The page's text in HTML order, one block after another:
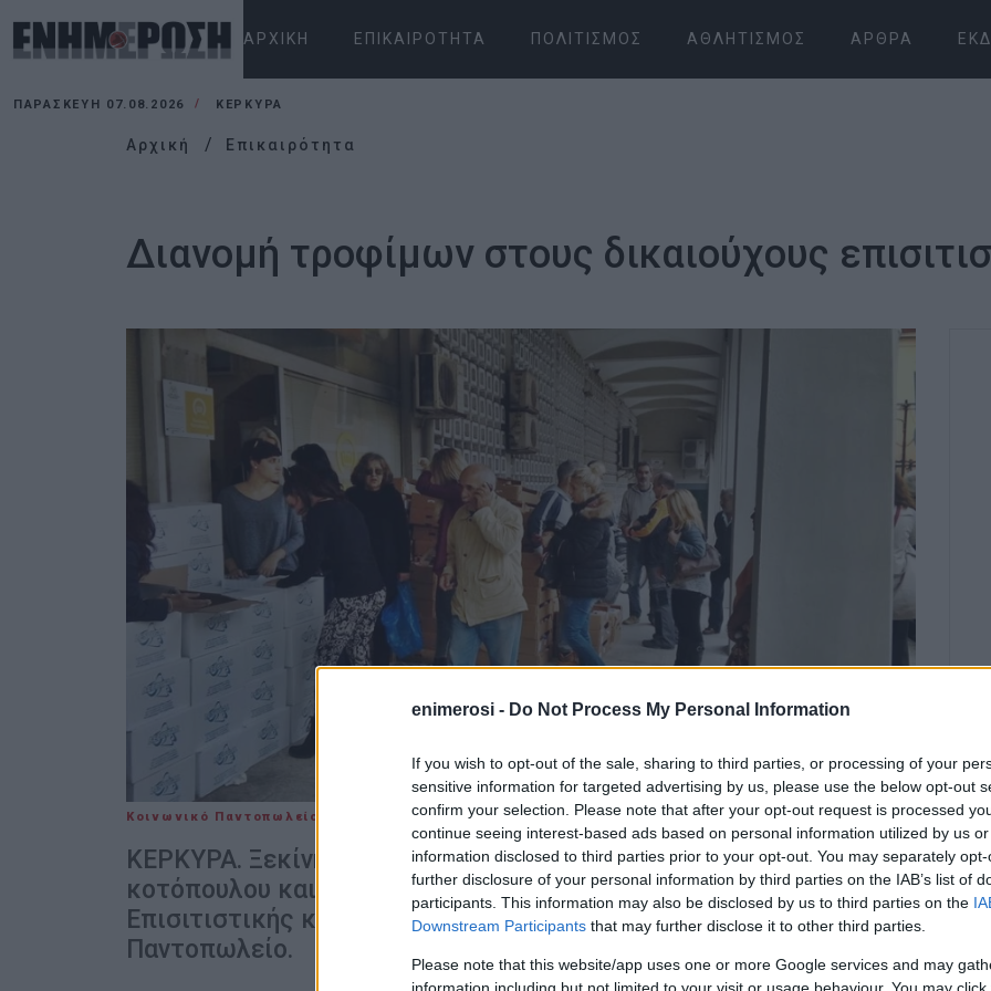
enimerosi - Do Not Process My Personal Information
If you wish to opt-out of the sale, sharing to third parties, or processing of your
sensitive information for targeted advertising by us, please use the below opt-out
confirm your selection. Please note that after your opt-out request is processed
continue seeing interest-based ads based on personal information utilized by us
information disclosed to third parties prior to your opt-out. You may separately
further disclosure of your personal information by third parties on the IAB’s list of
participants. This information may also be disclosed by us to third parties on the
Downstream Participants that may further disclose it to other third parties.
Please note that this website/app uses one or more Google services and may
ΑΡΧΙΚΉ ΕΠΙΚΑΙΡΌΤΗΤΑ ΠΟΛΙΤΙΣΜΌΣ ΑΘΛΗΤΙΣΜΌΣ ΆΡΘΡΑ
ΠΑΡΑΣΚΕΥΉ 07.08.2026 ΚΕΡΚΥΡΑ
Αρχική Επικαιρότητα
Διανομή τροφίμων στους δικαιούχους
Κοινωνικό Παντοπωλείο 08 NOV 2016/11:47
ΚΕΡΚΥΡΑ. Ξεκίνησε την Τρίτη το πρωί η διανομή τροφίμων,
κοτόπουλου και φέτας, στους ωφελούμενους του Προγράμματος
Επισιτιστικής και Βασικής Υλικής Συνδρομής στο Κοινωνικό
Παντοπωλείο.